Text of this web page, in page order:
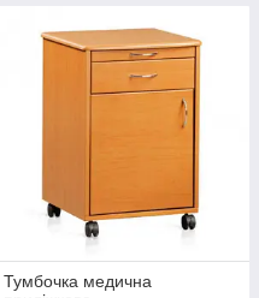
Тумбочка медична